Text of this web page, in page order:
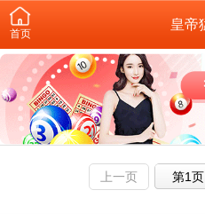
首页
皇帝
上一页 第1页